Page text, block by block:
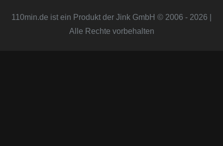
u
110min.de ist ein Produkt der Jink GmbH © 2006 - 2026 |
Alle Rechte vorbehalten